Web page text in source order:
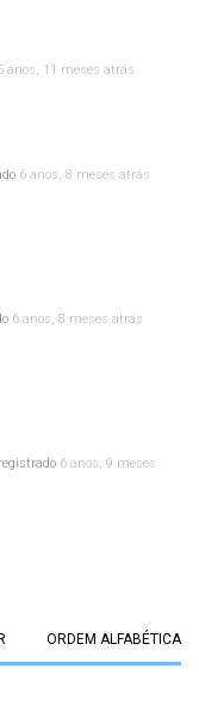
anos, 11 meses atrás
6 anos, 8 meses atrás
6 anos, 8 meses atrás
6 anos, 9 meses
ORDEM ALFABÉTICA